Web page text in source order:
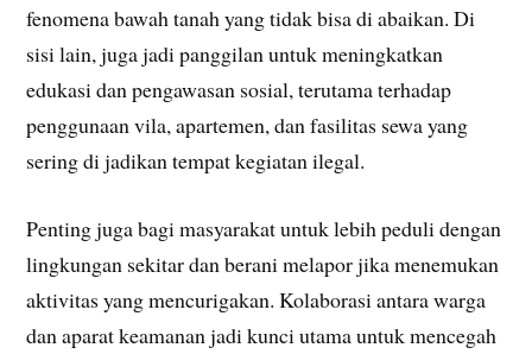
fenomena bawah tanah yang tidak bisa di abaikan. Di
sisi lain, juga jadi panggilan untuk meningkatkan
edukasi dan pengawasan sosial, terutama terhadap
penggunaan vila, apartemen, dan fasilitas sewa yang
sering di jadikan tempat kegiatan ilegal.
Penting juga bagi masyarakat untuk lebih peduli dengan
lingkungan sekitar dan berani melapor jika menemukan
aktivitas yang mencurigakan. Kolaborasi antara warga
dan aparat keamanan jadi kunci utama untuk mencegah